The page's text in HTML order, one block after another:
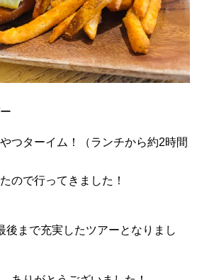
つターイム！（ランチから約2時間
ので行ってきました！
後まで充実したツアーとなりまし